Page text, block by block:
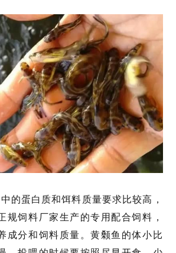
的蛋白质和饵料质量要求比较高，
规饲料厂家生产的专用配合饲料，
成分和饲料质量。黄颡鱼的体小比